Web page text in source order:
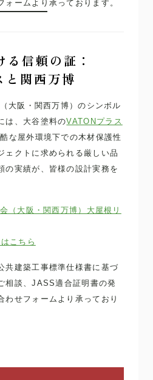
ォームより承っております。
信頼の証：
関西万博
大阪・関西万博）のシンボル
は、大谷塗料のVATONプラス
な屋外環境下での木材保護性
ェクトに求められる厳しい品
の実績が、皆様の設計実務を
（大阪・関西万博）大屋根リ
こちら
共建築工事標準仕様書に基づ
相談、JASS適合証明書の発
わせフォームより承っており